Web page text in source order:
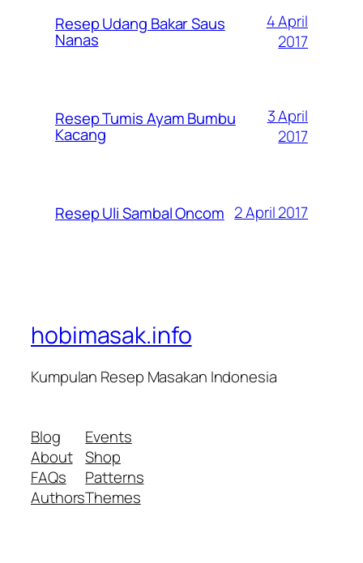
Resep Udang Bakar Saus
Nanas
4 April
2017
Resep Tumis Ayam Bumbu
Kacang
3 April
2017
Resep Uli Sambal Oncom 2 April 2017
hobimasak.info
Kumpulan Resep Masakan Indonesia
Blog
About
FAQs
Authors
Events
Shop
Patterns
Themes